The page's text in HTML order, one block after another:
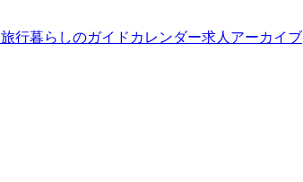
旅行暮らしのガイド カレンダー求人 アーカイブ